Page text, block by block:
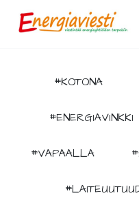
#KOTONA
#ENERGIAVINKKI
#VAPAALLA